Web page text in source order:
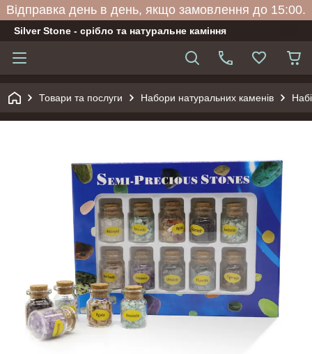
Відправка день в день, якщо замовлення до 15:00.
Silver Stone - срібло та натуральне каміння
Товари та послуги Набори натуральних каменів